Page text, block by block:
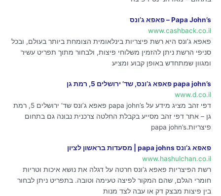
Papa John’s – פאפא ג’ונס
www.cashback.co.il
פאפא ג’ונס היא רשת פיצריות בינלאומית הצומחת ביותר בעולם, ובכל
סניפי הרשת ניתן להזמין משלוחי פיצות, ולבחור מתוך תפריט עשיר
ומגוון שמתחדש באופן קבוע ומציע
papa john’s פאפא ג’ונס, שד’ ירושלים 5, רמת גן
www.d.co.il
דפי זהב מציג מידע על papa john’s פאפא ג’ונס שד’ ירושלים 5, רמת
גן – אתר דפי זהב מסייע בקבלת החלטה צרכנית נבונה גם בתחום
פיצריות.papa john’s
פאפא ג’ונס papa johns | מסעדות בראשון לציון
www.hashulchan.co.il
רשת הפיצריות פאפא ג’ונס חרטה על דגלה את נושא איכות וטריות
חומרי הגלם, שהם המקור לפיצה טעימה וטובה. בתפריט ניתן לבחור
בין פיצות מבצק דק או עבה לצד מנות